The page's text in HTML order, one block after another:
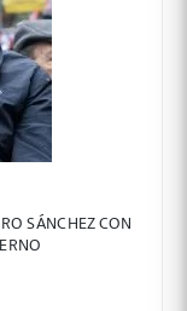
SÁNCHEZ CON